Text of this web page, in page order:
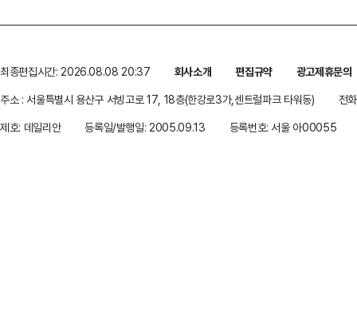
최종편집시간: 2026.08.08 20:37 회사소개 편집규약
광고제휴문의
주소 : 서울특별시 용산구 서빙고로 17, 18층(한강로3가,센트럴파크 타워동)
전
제호: 데일리안
등록일/발행일: 2005.09.13 등록번호: 서울 아00055